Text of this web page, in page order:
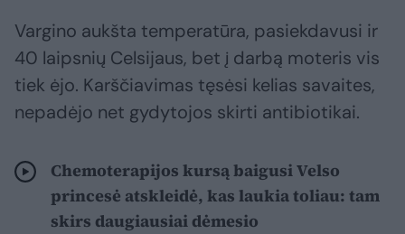
Vargino aukšta temperatūra, pasiekdavusi ir
40 laipsnių Celsijaus, bet į darbą moteris vis
tiek ėjo. Karščiavimas tęsėsi kelias savaites,
nepadėjo net gydytojos skirti antibiotikai.
Chemoterapijos kursą baigusi Velso
princesė atskleidė, kas laukia toliau: tam
skirs daugiausiai dėmesio